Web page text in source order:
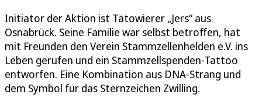
Initiator der Aktion ist Tätowierer „Jers“ aus
Osnabrück. Seine Familie war selbst betroffen, hat
mit Freunden den Verein Stammzellenhelden e.V. ins
Leben gerufen und ein Stammzellspenden-Tattoo
entworfen. Eine Kombination aus DNA-Strang und
dem Symbol für das Sternzeichen Zwilling.